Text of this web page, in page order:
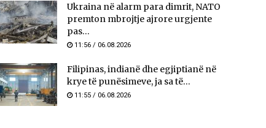
Ukraina në alarm para dimrit, NATO
premton mbrojtje ajrore urgjente
pas...
11:56 / 06.08.2026
Filipinas, indianë dhe egjiptianë në
krye të punësimeve, ja sa të...
11:55 / 06.08.2026